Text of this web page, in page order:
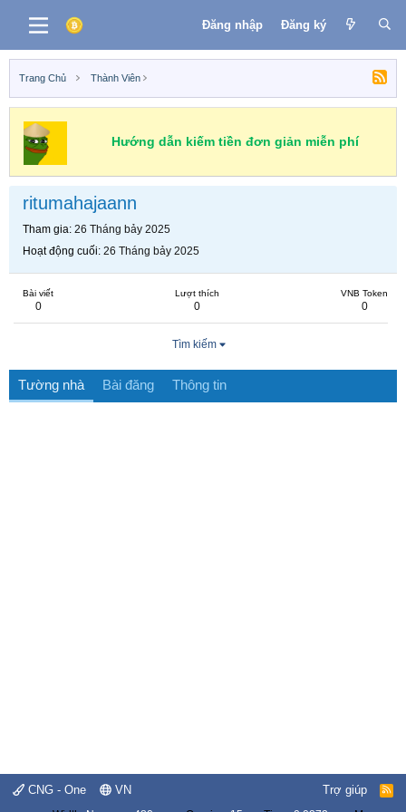
Đăng nhập Đăng ký
Trang Chủ Thành Viên
Hướng dẫn kiếm tiền đơn giản miễn phí
ritumahajaann
Tham gia 26 Tháng bảy 2025
Hoạt động cuối 26 Tháng bảy 2025
Bài viết
0
Lượt thích
0
VNB Token
0
Tìm kiếm
Tường nhà Bài đăng Thông tin
CNG - One VN Trợ giúp
R